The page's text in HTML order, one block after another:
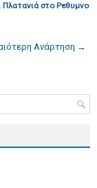
στο Ρεθυμνο
Ανάρτηση →